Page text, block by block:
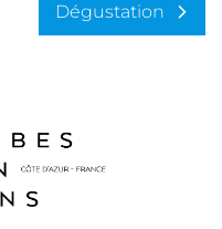
Dégustation